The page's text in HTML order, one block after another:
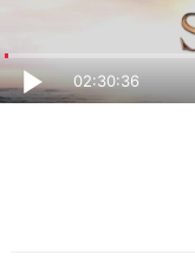
02:30:36